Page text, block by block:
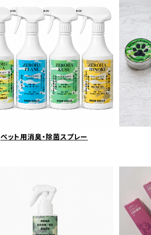
ペット用消臭・除菌スプレー